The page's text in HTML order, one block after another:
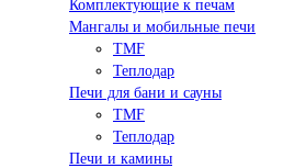
Комплектующие к печам
Мангалы и мобильные печи
TMF
Теплодар
Печи для бани и сауны
TMF
Теплодар
Печи и камины